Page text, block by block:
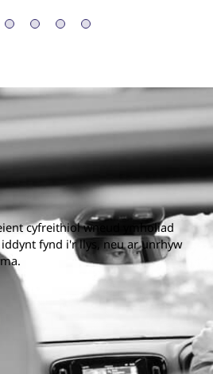
cyfreithiol wneud ymholiad
fynd i'r llys, neu ar unrhyw